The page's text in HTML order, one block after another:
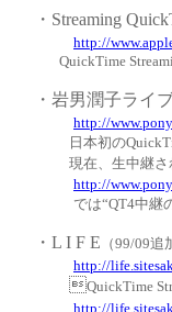
・Streaming
http://
QuickTime
・岩男潤子ライ
http://
日本初の
現在、生中継さ
http://
では“QT4中継
・L I F E （99/09追
http://
QuickTime
http://